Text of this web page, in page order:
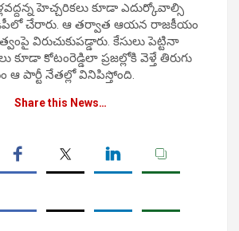
హెచ్చరికలు కూడా ఎదుర్కోవాల్సి
చేరారు. ఆ తర్వాత ఆయన రాజకీయం
విరుచుకుపడ్డారు. కేసులు పెట్టినా
కూడా కోటంరెడ్డిలా ప్రజల్లోకి వెళ్తే తిరుగు
ఆ పార్టీ నేతల్లో వినిపిస్తోంది.
Share this News…